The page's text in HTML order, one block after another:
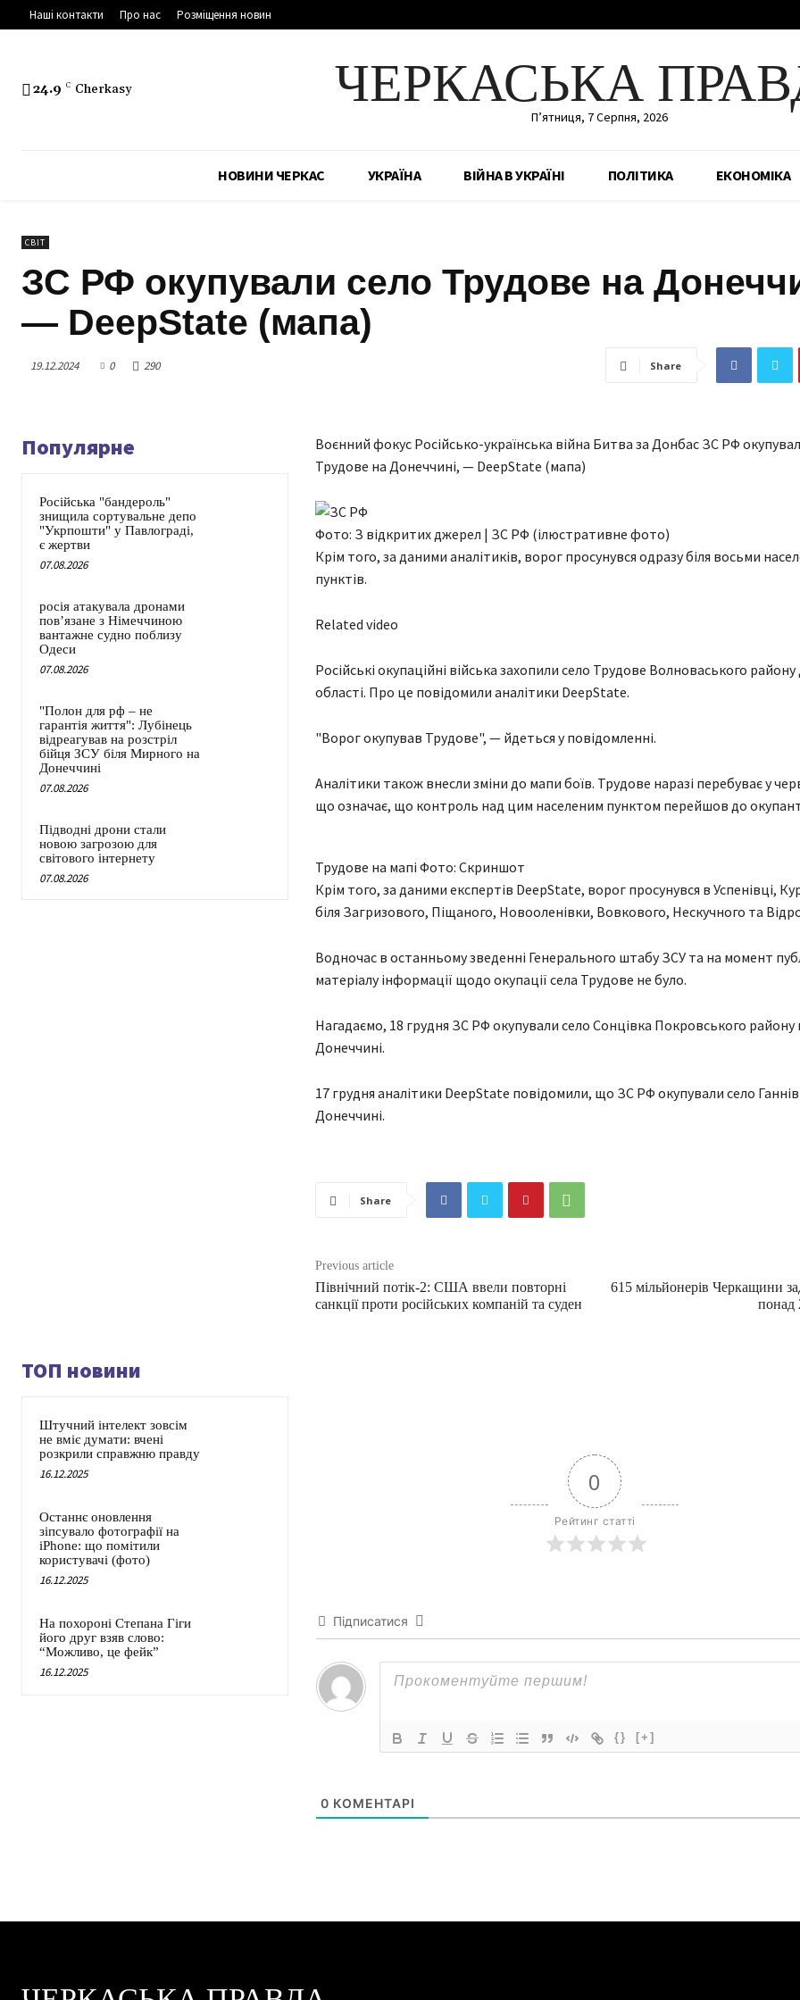
Наші контакти Про нас Розміщення новин
24.9 C Cherkasy ЧЕРКАСЬКА
П’ятниця, 7 Серпня, 2026
НОВИНИ ЧЕРКАС УКРАЇНА ВІЙНА В УКРАЇНІ ПОЛІТИКА ЕКОНОМІКА
СВІТ
ЗС РФ окупували село Трудове на
— DeepState (мапа)
19.12.2024 0 290 Share
Популярне
Російська "бандероль"
знищила сортувальне депо
"Укрпошти" у Павлограді,
є жертви
07.08.2026
росія атакувала дронами
пов’язане з Німеччиною
вантажне судно поблизу
Одеси
07.08.2026
"Полон для рф – не
гарантія життя": Лубінець
відреагував на розстріл
бійця ЗСУ біля Мирного на
Донеччині
07.08.2026
Підводні дрони стали
новою загрозою для
світового інтернету
07.08.2026
Воєнний фокус Російсько-українська війна Битва за Донбас ЗС РФ
Трудове на Донеччині, — DeepState (мапа)
Фото: З відкритих джерел | ЗС РФ (ілюстративне фото)
Крім того, за даними аналітиків, ворог просунувся одразу біля восьми
пунктів.
Related video
Російські окупаційні війська захопили село Трудове Волноваського
області. Про це повідомили аналітики DeepState.
"Ворог окупував Трудове", — йдеться у повідомленні.
Аналітики також внесли зміни до мапи боїв. Трудове наразі перебуває у
що означає, що контроль над цим населеним пунктом перейшов до
Трудове на мапі Фото: Скриншот
Крім того, за даними експертів DeepState, ворог просунувся в Успенівці,
біля Загризового, Піщаного, Новооленівки, Вовкового, Нескучного та
Водночас в останньому зведенні Генерального штабу ЗСУ та на момент
матеріалу інформації щодо окупації села Трудове не було.
Нагадаємо, 18 грудня ЗС РФ окупували село Сонцівка Покровського району
Донеччині.
17 грудня аналітики DeepState повідомили, що ЗС РФ окупували село
Донеччині.
Share
Previous article
Північний потік-2: США ввели повторні
санкції проти російських компаній та суден
615 мільйонерів Черкащини
понад
ТОП новини
Штучний інтелект зовсім
не вміє думати: вчені
розкрили справжню правду
16.12.2025
Останнє оновлення
зіпсувало фотографії на
iPhone: що помітили
користувачі (фото)
16.12.2025
На похороні Степана Гіги
його друг взяв слово:
“Можливо, це фейк”
16.12.2025
0
Рейтинг статті
Підписатися
{} [+]
0 КОМЕНТАРІ